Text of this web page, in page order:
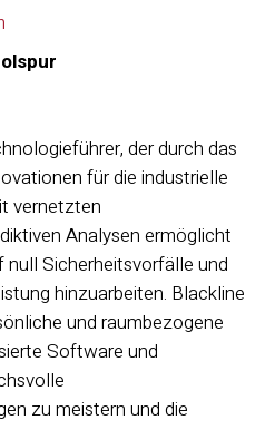
der durch das
für die industrielle
vernetzten
Analysen ermöglicht
null Sicherheitsvorfälle und
hinzuarbeiten. Blackline
und raumbezogene
Software und
zu meistern und die